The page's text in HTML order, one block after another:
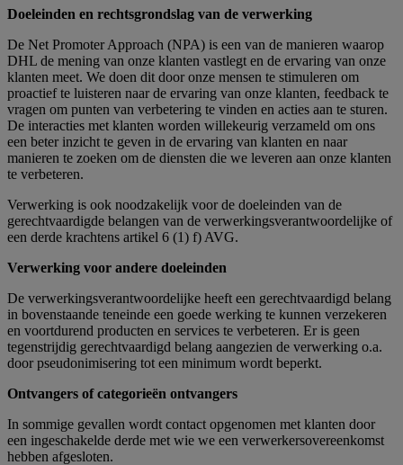
Doeleinden en rechtsgrondslag van de verwerking
De Net Promoter Approach (NPA) is een van de manieren waarop
DHL de mening van onze klanten vastlegt en de ervaring van onze
klanten meet. We doen dit door onze mensen te stimuleren om
proactief te luisteren naar de ervaring van onze klanten, feedback te
vragen om punten van verbetering te vinden en acties aan te sturen.
De interacties met klanten worden willekeurig verzameld om ons
een beter inzicht te geven in de ervaring van klanten en naar
manieren te zoeken om de diensten die we leveren aan onze klanten
te verbeteren.
Verwerking is ook noodzakelijk voor de doeleinden van de
gerechtvaardigde belangen van de verwerkingsverantwoordelijke of
een derde krachtens artikel 6 (1) f) AVG.
Verwerking voor andere doeleinden
De verwerkingsverantwoordelijke heeft een gerechtvaardigd belang
in bovenstaande teneinde een goede werking te kunnen verzekeren
en voortdurend producten en services te verbeteren. Er is geen
tegenstrijdig gerechtvaardigd belang aangezien de verwerking o.a.
door pseudonimisering tot een minimum wordt beperkt.
Ontvangers of categorieën ontvangers
In sommige gevallen wordt contact opgenomen met klanten door
een ingeschakelde derde met wie we een verwerkersovereenkomst
hebben afgesloten.